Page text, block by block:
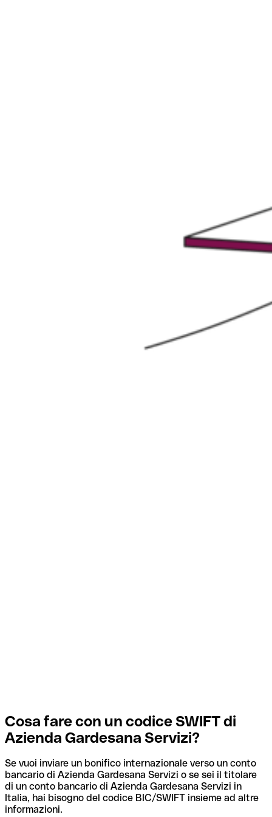
Cosa fare con un codice SWIFT di
Azienda Gardesana Servizi?
Se vuoi inviare un bonifico internazionale verso un conto
bancario di Azienda Gardesana Servizi o se sei il titolare
di un conto bancario di Azienda Gardesana Servizi in
Italia, hai bisogno del codice BIC/SWIFT insieme ad altre
informazioni.